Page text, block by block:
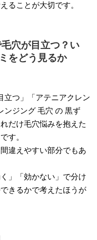
ることが大切です。
穴が目立つ？い
をどう見るか
立つ」「アテニアクレン
ンジング 毛穴 の 黒ず
だけ毛穴悩みを抱えた
す。
違えやすい部分でもあ
」「効かない」で分け
きるかで考えたほうが